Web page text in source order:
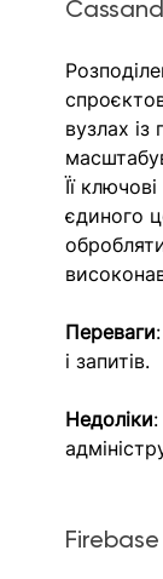
вузлах із
Її
єдиного
Переваги
і запитів.
Недоліки